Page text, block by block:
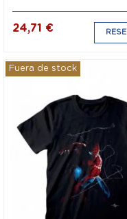
24,71 €
Fuera de stock